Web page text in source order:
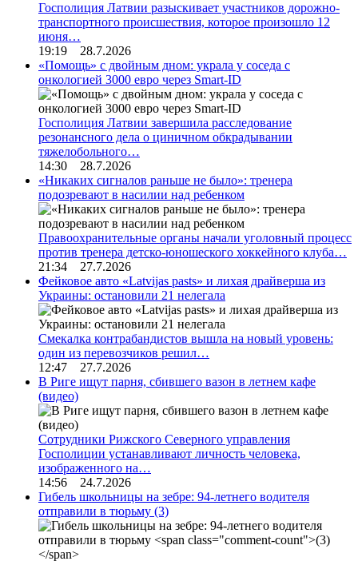
Госполиция Латвии разыскивает участников дорожно-
транспортного происшествия, которое произошло 12
июня…
19:19 28.7.2026
«Помощь» с двойным дном: украла у соседа с
онкологией 3000 евро через Smart-ID
Госполиция Латвии завершила расследование
резонансного дела о циничном обкрадывании
тяжелобольного…
14:30 28.7.2026
«Никаких сигналов раньше не было»: тренера
подозревают в насилии над ребенком
Правоохранительные органы начали уголовный процесс
против тренера детско-юношеского хоккейного клуба…
21:34 27.7.2026
Фейковое авто «Latvijas pasts» и лихая драйверша из
Украины: остановили 21 нелегала
Смекалка контрабандистов вышла на новый уровень:
один из перевозчиков решил…
12:47 27.7.2026
В Риге ищут парня, сбившего вазон в летнем кафе
(видео)
Сотрудники Рижского Северного управления
Госполиции устанавливают личность человека,
изображенного на…
14:56 24.7.2026
Гибель школьницы на зебре: 94-летнего водителя
отправили в тюрьму (3)